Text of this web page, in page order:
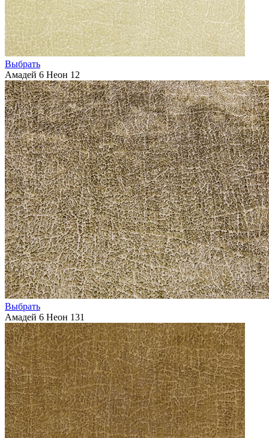
Выбрать
Амадей 6 Неон 12
Выбрать
Амадей 6 Неон 131